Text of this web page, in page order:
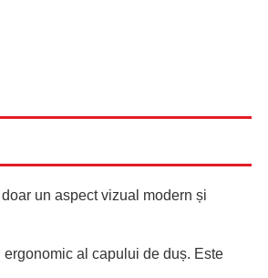
un aspect vizual modern și
al capului de duș. Este